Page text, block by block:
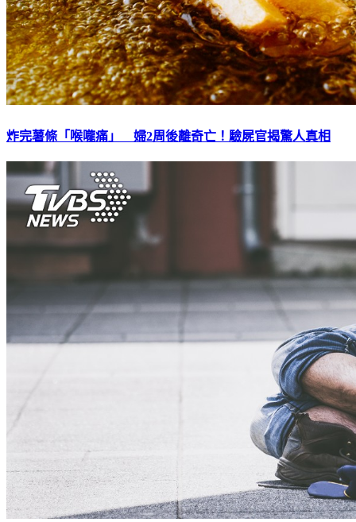
炸完薯條「喉嚨痛」 婦2周後離奇亡！驗屍官揭驚人真相